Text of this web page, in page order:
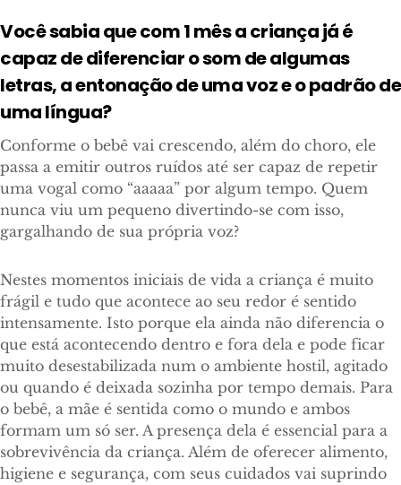
Você sabia que com 1 mês a criança já é
capaz de diferenciar o som de algumas
letras, a entonação de uma voz e o padrão de
uma língua?
Conforme o bebê vai crescendo, além do choro, ele
passa a emitir outros ruídos até ser capaz de repetir
uma vogal como “aaaaa” por algum tempo. Quem
nunca viu um pequeno divertindo-se com isso,
gargalhando de sua própria voz?
Nestes momentos iniciais de vida a criança é muito
frágil e tudo que acontece ao seu redor é sentido
intensamente. Isto porque ela ainda não diferencia o
que está acontecendo dentro e fora dela e pode ficar
muito desestabilizada num o ambiente hostil, agitado
ou quando é deixada sozinha por tempo demais. Para
o bebê, a mãe é sentida como o mundo e ambos
formam um só ser. A presença dela é essencial para a
sobrevivência da criança. Além de oferecer alimento,
higiene e segurança, com seus cuidados vai suprindo